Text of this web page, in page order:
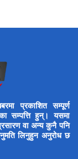
प्रकाशित सम्पूर्ण
सम्पत्ति हुन्। यसमा
वा अन्य कुनै पनि
लिनुहुन अनुरोध छ